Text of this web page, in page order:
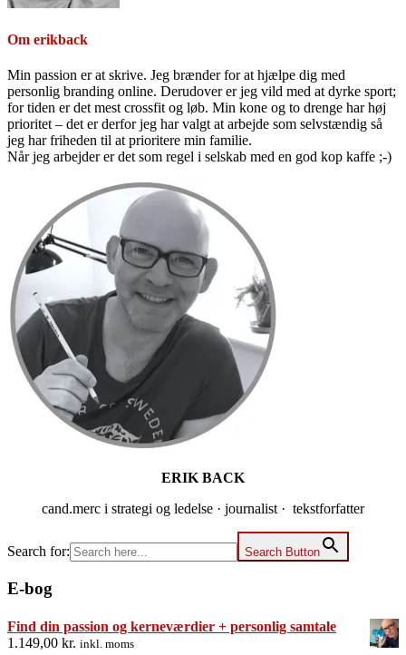
Om erikback
Min passion er at skrive. Jeg brænder for at hjælpe dig med
personlig branding online. Derudover er jeg vild med at dyrke sport;
for tiden er det mest crossfit og løb. Min kone og to drenge har høj
prioritet – det er derfor jeg har valgt at arbejde som selvstændig så
jeg har friheden til at prioritere min familie.
Når jeg arbejder er det som regel i selskab med en god kop kaffe ;-)
Sidebar
ERIK BACK
cand.merc i strategi og ledelse · journalist · tekstforfatter
Search for: Search Button
E-bog
Find din passion og kerneværdier + personlig samtale
1.149,00 kr. inkl. moms